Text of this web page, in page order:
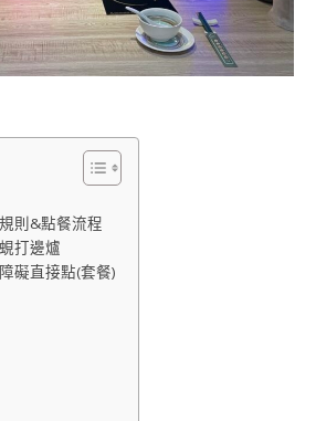
則&點餐流程
打邊爐
礙直接點(套餐)